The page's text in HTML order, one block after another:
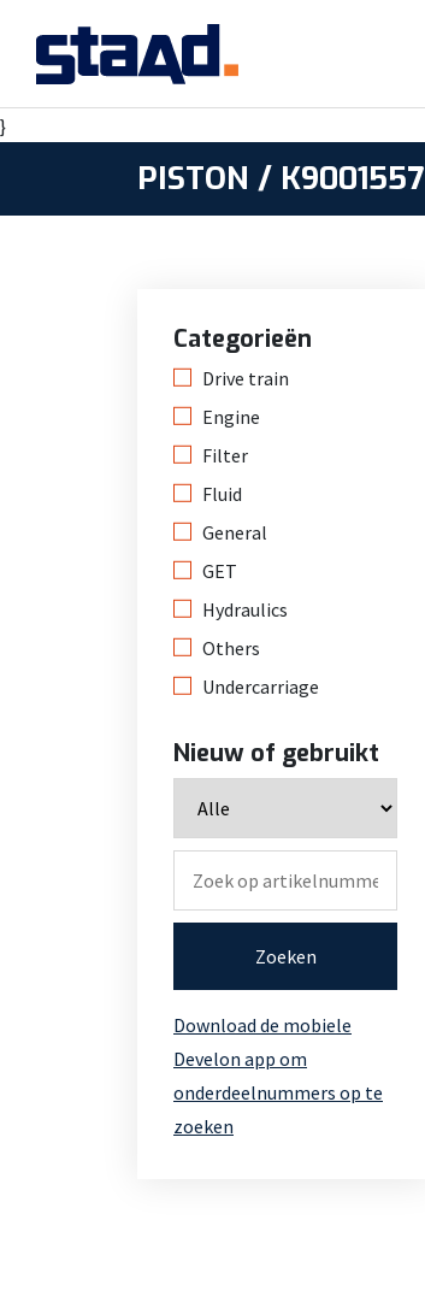
}
PISTON / K9001557
Categorieën
Drive train
Engine
Filter
Fluid
General
GET
Hydraulics
Others
Undercarriage
Nieuw of gebruikt
Zoeken
Download de mobiele
Develon app om
onderdeelnummers op te
zoeken